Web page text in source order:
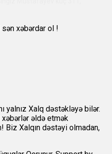
xəbərdar ol !
yalnız Xalq dəstəkləyə bilər.
əldə etmək
Xalqın dəstəyi olmadan,